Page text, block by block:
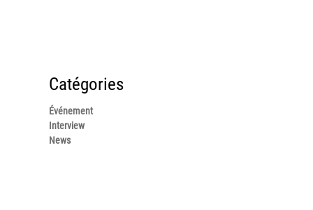
Catégories
Événement
Interview
News